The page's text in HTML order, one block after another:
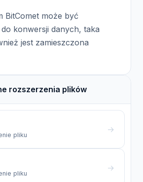
BitComet może być
konwersji danych, taka
jest zamieszczona
rozszerzenia plików
pliku
→
pliku
→